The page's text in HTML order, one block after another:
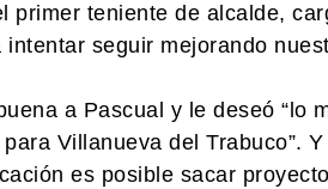
teniente de alcalde,
seguir mejorando
a Pascual y le deseó “lo
Villanueva del Trabuco”.
es posible sacar